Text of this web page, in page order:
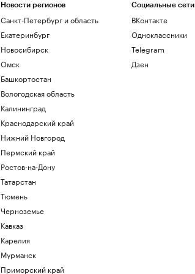
Новости регионов
Санкт-Петербург и область
Екатеринбург
Новосибирск
Омск
Башкортостан
Вологодская область
Калининград
Краснодарский край
Нижний Новгород
Пермский край
Ростов-на-Дону
Татарстан
Тюмень
Черноземье
Кавказ
Карелия
Мурманск
Приморский край
Социальные сети
ВКонтакте
Одноклассники
Telegram
Дзен